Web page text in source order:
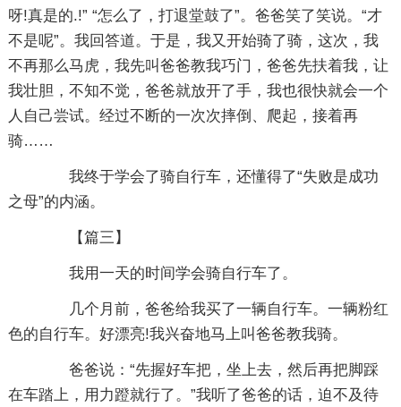
呀!真是的.!” “怎么了，打退堂鼓了”。爸爸笑了笑说。“才
不是呢”。我回答道。于是，我又开始骑了骑，这次，我
不再那么马虎，我先叫爸爸教我巧门，爸爸先扶着我，让
我壮胆，不知不觉，爸爸就放开了手，我也很快就会一个
人自己尝试。经过不断的一次次摔倒、爬起，接着再
骑……
我终于学会了骑自行车，还懂得了“失败是成功
之母”的内涵。
【篇三】
我用一天的时间学会骑自行车了。
几个月前，爸爸给我买了一辆自行车。一辆粉红
色的自行车。好漂亮!我兴奋地马上叫爸爸教我骑。
爸爸说：“先握好车把，坐上去，然后再把脚踩
在车踏上，用力蹬就行了。”我听了爸爸的话，迫不及待